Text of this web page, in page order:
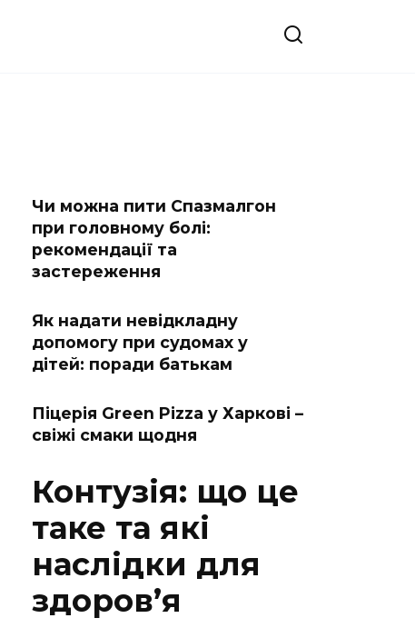
Чи можна пити Спазмалгон
при головному болі:
рекомендації та
застереження
Як надати невідкладну
допомогу при судомах у
дітей: поради батькам
Піцерія Green Pizza у Харкові –
свіжі смаки щодня
Контузія: що це
таке та які
наслідки для
здоров’я